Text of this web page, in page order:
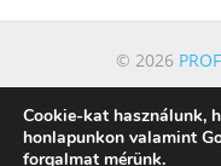
© 2026
Cookie-kat használunk,
honlapunkon valamint
forgalmat mérünk.